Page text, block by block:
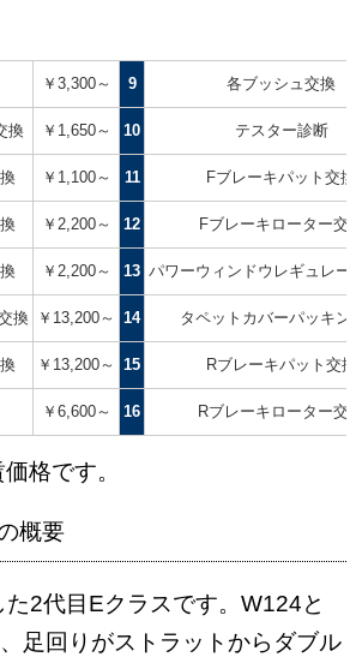
￥3,300～ 9 各ブッシュ交換
換 ￥1,650～ 10 テスター診断
￥1,100～ 11 Fブレーキパット交換
￥2,200～ 12 Fブレーキローター交
￥2,200～ 13 パワーウィンドウレギュレー
換 ￥13,200～ 14 タペットカバーパッキン
￥13,200～ 15 Rブレーキパット交換
￥6,600～ 16 Rブレーキローター交
格です。
概要
2代目Eクラスです。W124と
足回りがストラットからダブル